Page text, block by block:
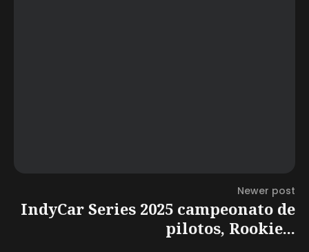
Newer post
IndyCar Series 2025 campeonato de
pilotos, Rookie...